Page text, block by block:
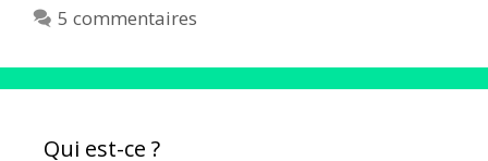
5 commentaires
Qui est-ce ?